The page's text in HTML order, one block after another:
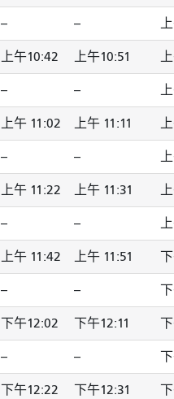
-- --
上午10:42 上午10:51
-- --
上午 11:02 上午 11:11
-- --
上午 11:22 上午 11:31
-- --
上午 11:42 上午 11:51
-- --
下午12:02 下午12:11
-- --
下午12:22 下午12:31